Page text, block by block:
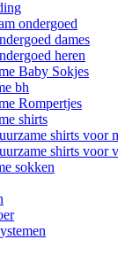
ondergoed
dames
heren
Baby Sokjes
bh
Rompertjes
shirts
shirts voor
shirts voor
sokken